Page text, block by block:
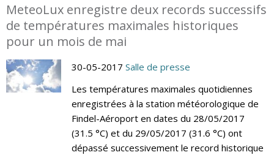
MeteoLux enregistre deux records successifs
de températures maximales historiques
pour un mois de mai
30-05-2017 Salle de presse
Les températures maximales quotidiennes
enregistrées à la station météorologique de
Findel-Aéroport en dates du 28/05/2017
(31.5 °C) et du 29/05/2017 (31.6 °C) ont
dépassé successivement le record historique